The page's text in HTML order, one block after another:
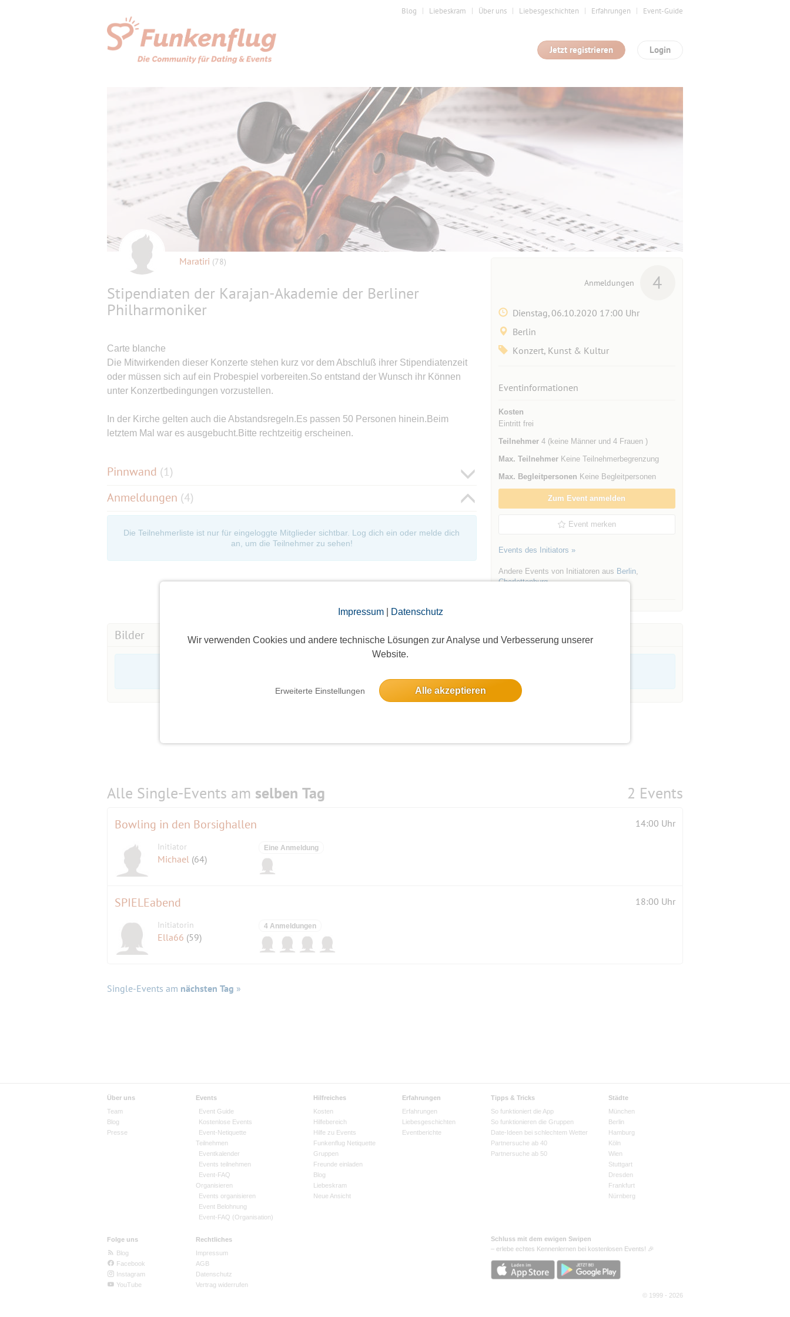
Impressum| Datenschutz
Wir verwenden Cookies und andere technische Lösungen zur Analyse und Verbesserung unserer
Website.
Erweiterte Einstellungen Alle akzeptieren
Blog Liebeskram Über uns Liebesgeschichten Erfahrungen Event-Guide
Login
Jetzt registrieren
Maratiri (78)
Stipendiaten der Karajan-Akademie der Berliner
Philharmoniker
Carte blanche
Die Mitwirkenden dieser Konzerte stehen kurz vor dem Abschluß ihrer Stipendiatenzeit
oder müssen sich auf ein Probespiel vorbereiten.So entstand der Wunsch ihr Können
unter Konzertbedingungen vorzustellen.
In der Kirche gelten auch die Abstandsregeln.Es passen 50 Personen hinein.Beim
letztem Mal war es ausgebucht.Bitte rechtzeitig erscheinen.
Pinnwand (1)
Anmeldungen (4)
Die Teilnehmerliste ist nur für eingeloggte Mitglieder sichtbar. Log dich ein oder melde dich
an, um die Teilnehmer zu sehen!
Anmeldungen 4
Dienstag, 06.10.2020 17:00 Uhr
Berlin
Konzert, Kunst & Kultur
Eventinformationen
Kosten
Eintritt frei
Teilnehmer4 (keine Männer und 4 Frauen )
Max. TeilnehmerKeine Teilnehmerbegrenzung
Max. Begleitpersonen Keine Begleitpersonen
Zum Event anmelden
Event merken
Events des Initiators »
Andere Events von Initiatoren aus Berlin,
Charlottenburg
Bilder
Alle Single-Events am selben Tag 2 Events
Bowling in den Borsighallen 14:00 Uhr
Initiator
Michael (64)
Eine Anmeldung
SPIELEabend 18:00 Uhr
Initiatorin
Ella66 (59)
4 Anmeldungen
Single-Events am nächsten Tag »
Über uns
Team
Blog
Presse
Events
Event Guide
Kostenlose Events
Event-Netiquette
Teilnehmen
Eventkalender
Events teilnehmen
Event-FAQ
Organisieren
Events organisieren
Event Belohnung
Event-FAQ (Organisation)
Hilfreiches
Kosten
Hilfebereich
Hilfe zu Events
Funkenflug Netiquette
Gruppen
Freunde einladen
Blog
Liebeskram
Neue Ansicht
Erfahrungen
Erfahrungen
Liebesgeschichten
Eventberichte
Tipps & Tricks
So funktioniert die App
So funktionieren die Gruppen
Date-Ideen bei schlechtem Wetter
Partnersuche ab 40
Partnersuche ab 50
Städte
München
Berlin
Hamburg
Köln
Wien
Stuttgart
Dresden
Frankfurt
Nürnberg
Folge uns
Blog
Facebook
Instagram
YouTube
Rechtliches
Impressum
AGB
Datenschutz
Vertrag widerrufen
Schluss mit dem ewigen Swipen
– erlebe echtes Kennenlernen bei kostenlosen Events! 🎉
© 1999 - 2026